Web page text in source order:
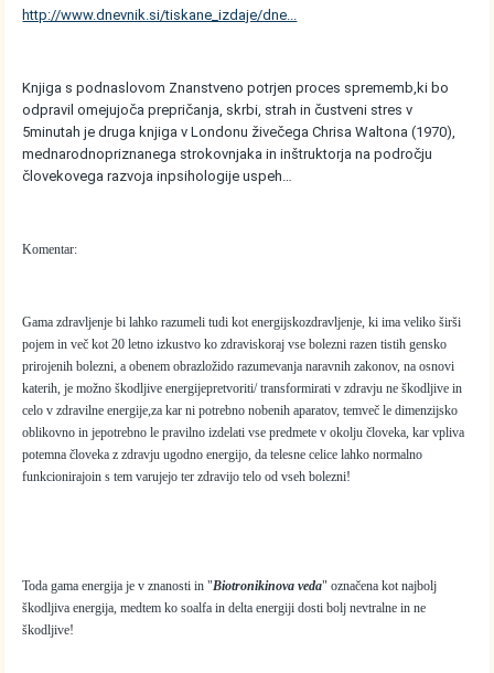
http://www.dnevnik.si/tiskane_izdaje/dne...
Knjiga s podnaslovom Znanstveno potrjen proces sprememb,ki bo
odpravil omejujoča prepričanja, skrbi, strah in čustveni stres v
5minutah je druga knjiga v Londonu živečega Chrisa Waltona (1970),
mednarodnopriznanega strokovnjaka in inštruktorja na področju
človekovega razvoja inpsihologije uspeh…
Komentar:
Gama zdravljenje bi lahko razumeli tudi kot energijskozdravljenje, ki ima veliko širši
pojem in več kot 20 letno izkustvo ko zdraviskoraj vse bolezni razen tistih gensko
prirojenih bolezni, a obenem obrazložido razumevanja naravnih zakonov, na osnovi
katerih, je možno škodljive energijepretvoriti/ transformirati v zdravju ne škodljive in
celo v zdravilne energije,za kar ni potrebno nobenih aparatov, temveč le dimenzijsko
oblikovno in jepotrebno le pravilno izdelati vse predmete v okolju človeka, kar vpliva
potemna človeka z zdravju ugodno energijo, da telesne celice lahko normalno
funkcionirajoin s tem varujejo ter zdravijo telo od vseh bolezni!
Toda gama energija je v znanosti in "Biotronikinova veda" označena kot najbolj
škodljiva energija, medtem ko soalfa in delta energiji dosti bolj nevtralne in ne
škodljive!